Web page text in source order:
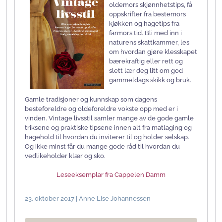
oldemors skjønnhetstips, få
oppskrifter fra bestemors
kjøkken og hagetips fra
farmors tid. Bli med inn i
naturens skattkammer, les
om hvordan gjøre klesskapet
bærekraftig eller rett og
slett lær deg litt om god
gammeldags skikk og bruk.
Gamle tradisjoner og kunnskap som dagens
besteforeldre og oldeforeldre vokste opp med er i
vinden. Vintage livsstil samler mange av de gode gamle
triksene og praktiske tipsene innen alt fra matlaging og
hagehold til hvordan du inviterer til og holder selskap.
Og ikke minst får du mange gode råd til hvordan du
vedlikeholder klær og sko.
Leseeksemplar fra Cappelen Damm
23. oktober 2017 | Anne Lise Johannessen